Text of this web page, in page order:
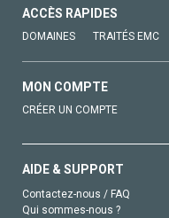
ACCÈS RAPIDES
DOMAINES TRAITÉS EMC
MON COMPTE
CRÉER UN COMPTE
AIDE & SUPPORT
Contactez-nous / FAQ
Qui sommes-nous ?